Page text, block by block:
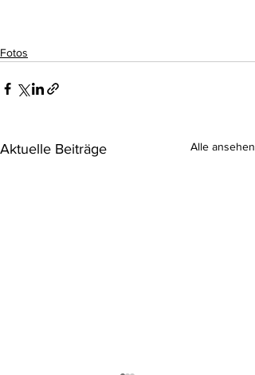
Fotos
Aktuelle Beiträge Alle ansehen